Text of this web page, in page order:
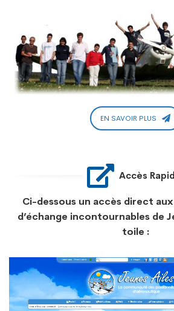
EN SAVOIR PLUS
Accès
Ci-dessous un accès direct
d’échange incontournables de
toile :